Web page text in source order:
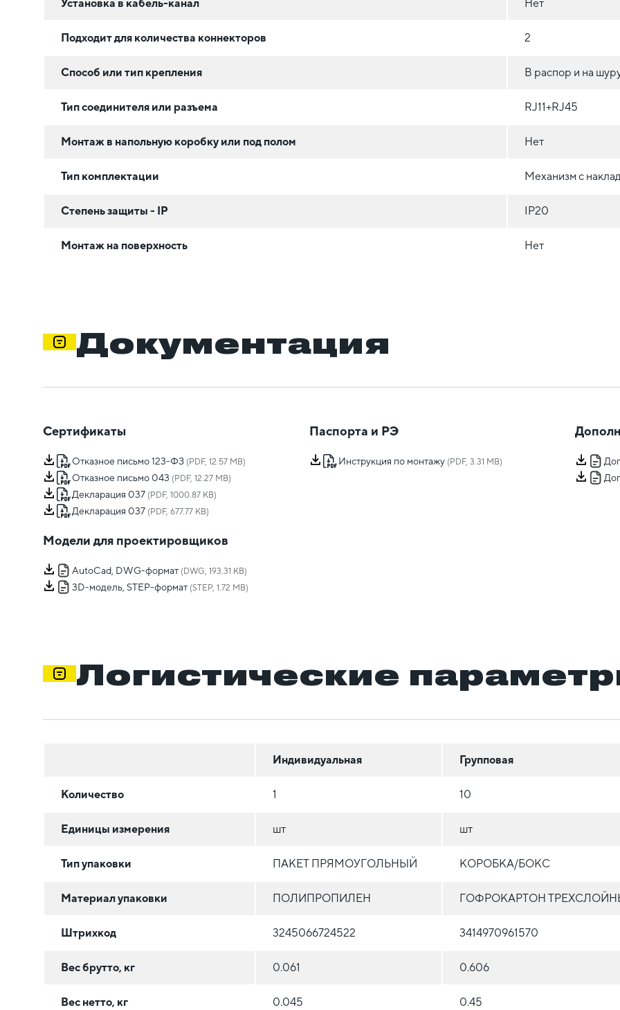
Установка в кабель-канал Нет
Подходит для количества коннекторов 2
Способ или тип крепления В распор и на
Тип соединителя или разъема RJ11+RJ45
Монтаж в напольную коробку или под полом Нет
Тип комплектации Механизм с
Степень защиты - IP IP20
Монтаж на поверхность Нет
Документация
Сертификаты
Отказное письмо 123-ФЗ (PDF, 12.57 MB)
Отказное письмо 043 (PDF, 12.27 MB)
Декларация 037 (PDF, 1000.87 KB)
Декларация 037 (PDF, 677.77 KB)
Паспорта и РЭ
Инструкция по монтажу(PDF, 3.31 MB)
Модели для проектировщиков
AutoCad, DWG-формат (DWG, 193.31 KB)
3D-модель, STEP-формат (STEP, 1.72 MB)
Логистические
Индивидуальная Групповая
Количество 1 10
Единицы измерения шт шт
Тип упаковки ПАКЕТ ПРЯМОУГОЛЬНЫЙ КОРОБКА/БОКС
Материал упаковки ПОЛИПРОПИЛЕН ГОФРОКАРТОН
Штрихкод 3245066724522 3414970961570
Вес брутто, кг 0.061 0.606
Вес нетто, кг 0.045 0.45